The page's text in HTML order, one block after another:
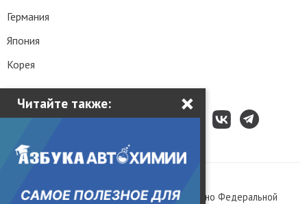
Читайте также: ×
Германия
Япония
Корея
Сетевое издание «Kolesa.ru», зарегистрировано Федеральной